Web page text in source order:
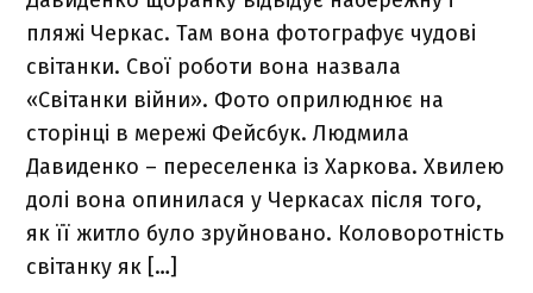
пляжі Черкас. Там вона фотографує чудові
світанки. Свої роботи вона назвала
«Світанки війни». Фото оприлюднює на
сторінці в мережі Фейсбук. Людмила
Давиденко – переселенка із Харкова. Хвилею
долі вона опинилася у Черкасах після того,
як її житло було зруйновано. Коловоротність
світанку як […]